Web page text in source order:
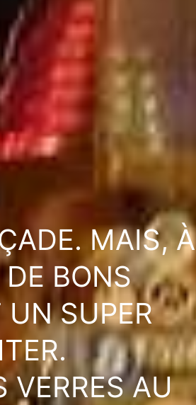
MAIS, À
DE BONS
UN SUPER
VERRES AU